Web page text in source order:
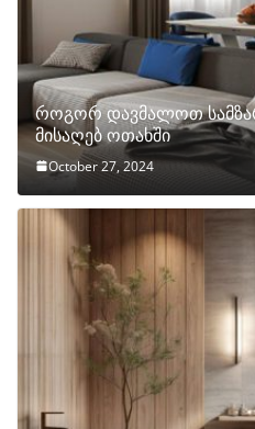
როგორ დავმალოთ
მისაღებ ოთახში
October 27, 2024